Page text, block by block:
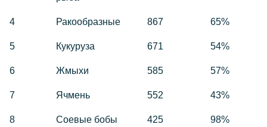
4 Ракообразные 867 65%
5 Кукуруза 671 54%
6 Жмыхи 585 57%
7 Ячмень 552 43%
8 Соевые бобы 425 98%